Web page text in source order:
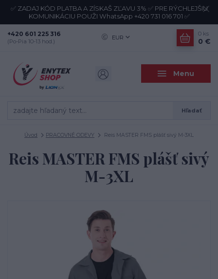
✅ ZADAJ KÓD PLATBA A ZÍSKAŠ ZĽAVU 3% ✅ PRE RÝCHLEJŠIU
KOMUNIKÁCIU POUŽI WhatsApp +420 731 016 701 ✅
Menu
EUR
Hľadať
+420 601 225 316
(Po-Pia 10-13 hod.)
0 ks
0 €
Úvod PRACOVNÉ ODEVY Reis MASTER FMS plášť sivý M-3XL
Reis MASTER FMS plášť sivý
M-3XL